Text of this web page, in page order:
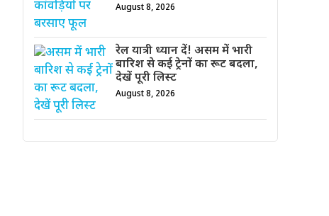
August 8, 2026
रेल यात्री ध्यान दें! असम में भारी
बारिश से कई ट्रेनों का रूट बदला,
देखें पूरी लिस्ट
August 8, 2026